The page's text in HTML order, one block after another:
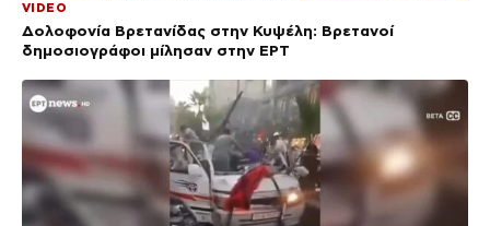
VIDEO
Δολοφονία Βρετανίδας στην Κυψέλη: Bρετανοί
δημοσιογράφοι μίλησαν στην ΕΡΤ